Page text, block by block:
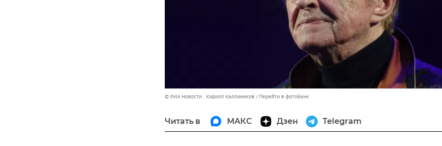
© РИА Новости . Кирилл Каллиников Перейти в фотобанк
Читать в МАКС Дзен Telegram